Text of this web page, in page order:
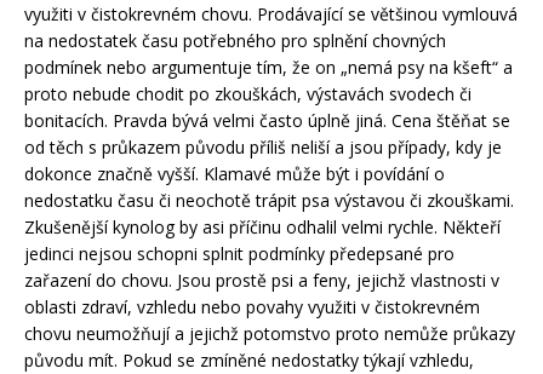
využiti v čistokrevném chovu. Prodávající se většinou vymlouvá
na nedostatek času potřebného pro splnění chovných
podmínek nebo argumentuje tím, že on „nemá psy na kšeft“ a
proto nebude chodit po zkouškách, výstavách svodech či
bonitacích. Pravda bývá velmi často úplně jiná. Cena štěňat se
od těch s průkazem původu příliš neliší a jsou případy, kdy je
dokonce značně vyšší. Klamavé může být i povídání o
nedostatku času či neochotě trápit psa výstavou či zkouškami.
Zkušenější kynolog by asi příčinu odhalil velmi rychle. Někteří
jedinci nejsou schopni splnit podmínky předepsané pro
zařazení do chovu. Jsou prostě psi a feny, jejichž vlastnosti v
oblasti zdraví, vzhledu nebo povahy využiti v čistokrevném
chovu neumožňují a jejichž potomstvo proto nemůže průkazy
původu mít. Pokud se zmíněné nedostatky týkají vzhledu,